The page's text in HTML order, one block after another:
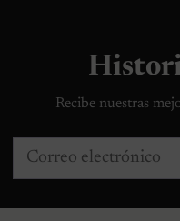
Recibe nuestras
Correo electrónico